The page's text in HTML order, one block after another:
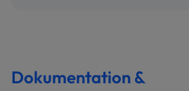
Dokumentation &